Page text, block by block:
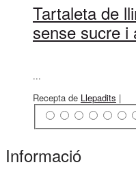
Tartaleta de
sense sucre i
...
Recepta de Llepadits |
Informació